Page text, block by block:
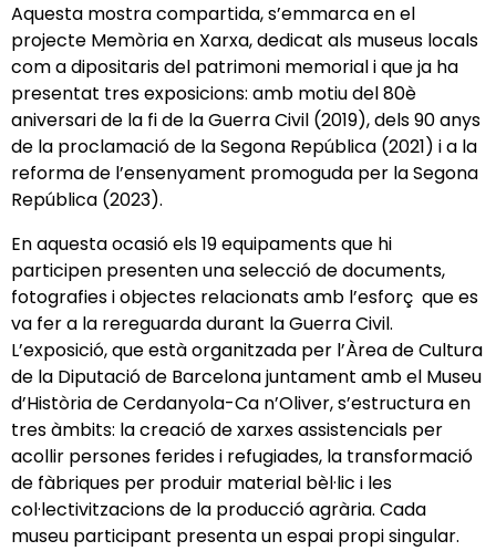
Aquesta mostra compartida, s’emmarca en el
projecte Memòria en Xarxa, dedicat als museus locals
com a dipositaris del patrimoni memorial i que ja ha
presentat tres exposicions: amb motiu del 80è
aniversari de la fi de la Guerra Civil (2019), dels 90 anys
de la proclamació de la Segona República (2021) i a la
reforma de l’ensenyament promoguda per la Segona
República (2023).
En aquesta ocasió els 19 equipaments que hi
participen presenten una selecció de documents,
fotografies i objectes relacionats amb l’esforç que es
va fer a la rereguarda durant la Guerra Civil.
L’exposició, que està organitzada per l’Àrea de Cultura
de la Diputació de Barcelona juntament amb el Museu
d’Història de Cerdanyola-Ca n’Oliver, s’estructura en
tres àmbits: la creació de xarxes assistencials per
acollir persones ferides i refugiades, la transformació
de fàbriques per produir material bèl·lic i les
col·lectivitzacions de la producció agrària. Cada
museu participant presenta un espai propi singular.